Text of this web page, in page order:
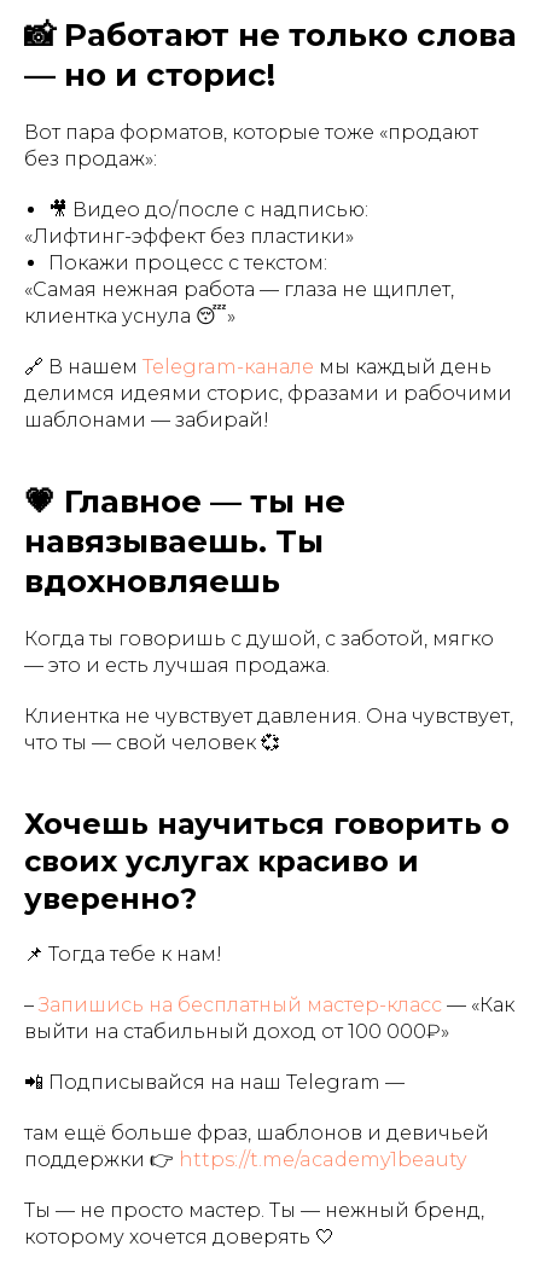
📸 Работают не только слова
— но и сторис!
Вот пара форматов, которые тоже «продают
без продаж»:
🎥 Видео до/после с надписью:
«Лифтинг-эффект без пластики»
Покажи процесс с текстом:
«Самая нежная работа — глаза не щиплет,
клиентка уснула 😴»
🔗 В нашем Telegram-канале мы каждый день
делимся идеями сторис, фразами и рабочими
шаблонами — забирай!
💗 Главное — ты не
навязываешь. Ты
вдохновляешь
Когда ты говоришь с душой, с заботой, мягко
— это и есть лучшая продажа.
Клиентка не чувствует давления. Она чувствует,
что ты — свой человек 💞
Хочешь научиться говорить о
своих услугах красиво и
уверенно?
📌 Тогда тебе к нам!
– Запишись на бесплатный мастер-класс — «Как
выйти на стабильный доход от 100 000₽»
📲 Подписывайся на наш Telegram —
там ещё больше фраз, шаблонов и девичьей
поддержки 👉 https://t.me/academy1beauty
Ты — не просто мастер. Ты — нежный бренд,
которому хочется доверять 🤍